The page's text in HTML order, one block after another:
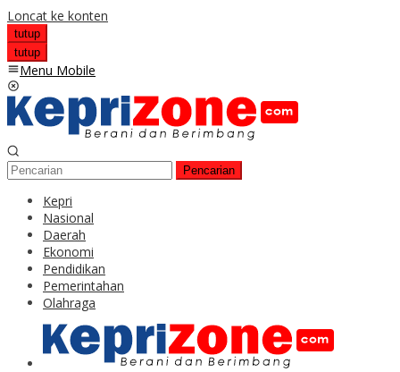
Loncat ke konten
tutup
tutup
Menu Mobile
Pencarian
Kepri
Nasional
Daerah
Ekonomi
Pendidikan
Pemerintahan
Olahraga